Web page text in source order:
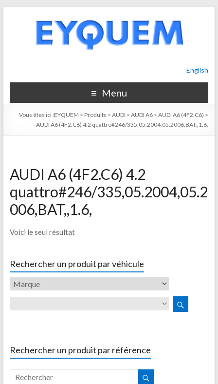
English
Menu
Vous êtes ici :EYQUEM > Produits >AUDI >AUDI A6 >AUDI A6 (4F2.C6) >
AUDI A6 (4F2.C6) 4.2 quattro#246/335,05.2004,05.2006,BAT,,1.6,
AUDI A6 (4F2.C6) 4.2
quattro#246/335,05.2004,05.2
006,BAT,,1.6,
Voici le seul résultat
Rechercher un produit par véhicule
Rechercher un produit par référence